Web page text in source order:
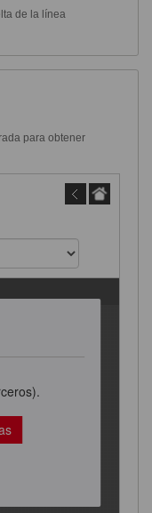
de la línea
para obtener